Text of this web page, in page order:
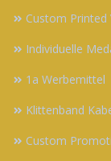
Custom Printed
Individuelle
1a Werbemittel
Klittenband
Custom